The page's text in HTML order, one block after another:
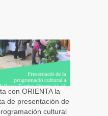
electrónico
a
un
amigo
(Se
abre
en
una
ventana
nueva)
con ORIENTA la
de presentación de
cultural